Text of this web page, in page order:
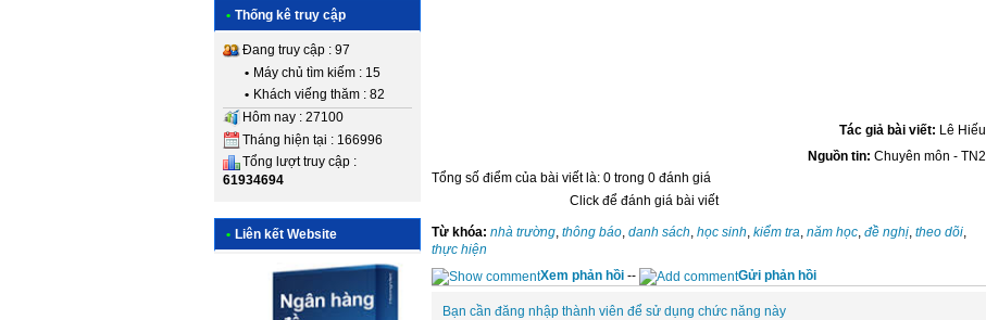
• Thống kê truy cập
Đang truy cập : 97
• Máy chủ tìm kiếm : 15
• Khách viếng thăm : 82
Hôm nay : 27100
Tháng hiện tại : 166996
Tổng lượt truy cập :
61934694
• Liên kết Website
Tác giả bài viết: Lê Hiếu
Nguồn tin: Chuyên môn - TN2
Tổng số điểm của bài viết là: 0 trong 0 đánh giá
Click để đánh giá bài viết
Từ khóa: nhà trường, thông báo, danh sách, học sinh, kiểm tra, năm học, đề nghị, theo dõi,
thực hiện
Xem phản hồi -- Gửi phản hồi
Bạn cần đăng nhập thành viên để sử dụng chức năng này